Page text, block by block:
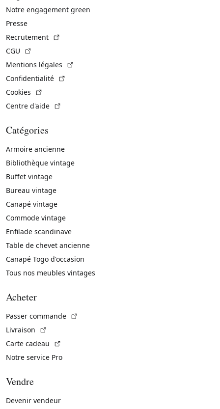
Notre engagement green
Presse
Recrutement
CGU
Mentions légales
Confidentialité
Cookies
Centre d'aide
Catégories
Armoire ancienne
Bibliothèque vintage
Buffet vintage
Bureau vintage
Canapé vintage
Commode vintage
Enfilade scandinave
Table de chevet ancienne
Canapé Togo d'occasion
Tous nos meubles vintages
Acheter
Passer commande
Livraison
Carte cadeau
Notre service Pro
Vendre
Devenir vendeur